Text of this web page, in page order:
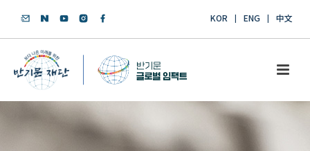
KOR ENG 中文